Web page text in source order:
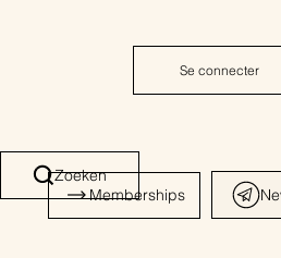
Zoeken
Se connecter
Memberships